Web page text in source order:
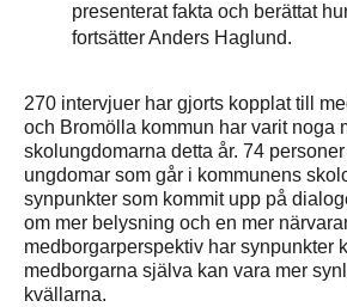
presenterat fakta och berättat
fortsätter Anders Haglund.
270 intervjuer har gjorts kopplat till
och Bromölla kommun har varit noga
skolungdomarna detta år. 74
ungdomar som går i kommunens
synpunkter som kommit upp på
om mer belysning och en mer
medborgarperspektiv har synpunkter
medborgarna själva kan vara mer
kvällarna.